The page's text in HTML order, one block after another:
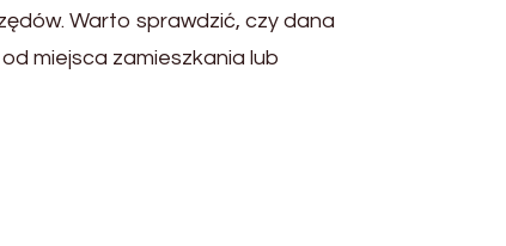
Warto sprawdzić, czy dana
miejsca zamieszkania lub